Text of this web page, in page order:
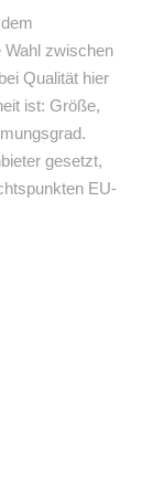
Wahl zwischen
Qualität hier
ist: Größe,
gesetzt,
EU-